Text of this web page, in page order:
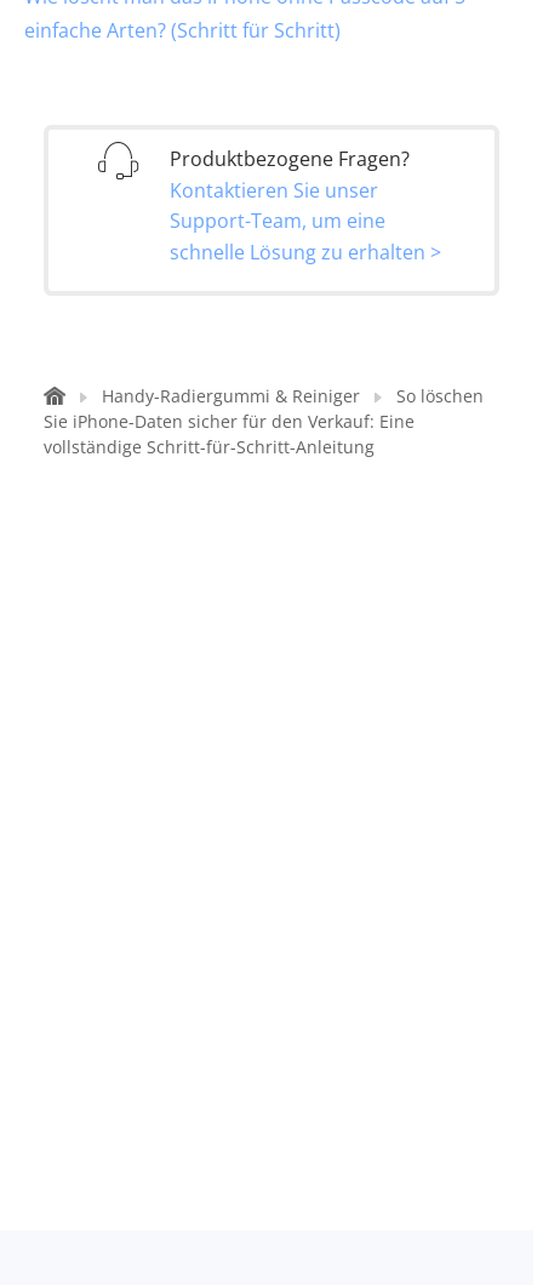
einfache Arten? (Schritt für Schritt)
Produktbezogene Fragen?
Kontaktieren Sie unser
Support-Team, um eine
schnelle Lösung zu erhalten >
Handy-Radiergummi & Reiniger
So löschen
Sie iPhone-Daten sicher für den Verkauf: Eine
vollständige Schritt-für-Schritt-Anleitung